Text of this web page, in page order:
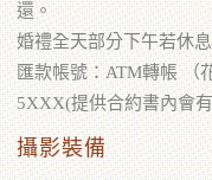
還。
婚禮全天部分下午若休
匯款帳號：ATM轉帳 （
5XXX(提供合約書內會
攝影裝備